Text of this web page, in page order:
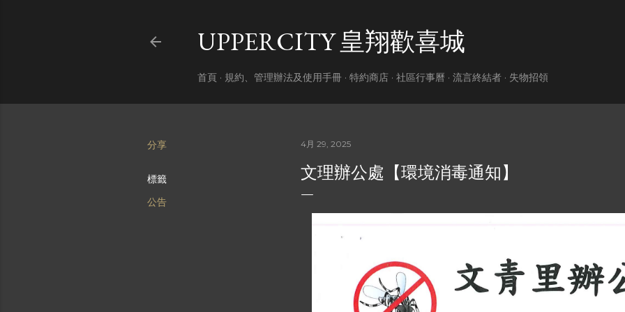
UPPERCITY 皇翔歡喜城
首頁 規約、管理辦法及使用手冊 特約商店 社區行事曆 流言終結者 失物招領
分享
標籤
公告
4月 29, 2025
文理辦公處【環境消毒通知】